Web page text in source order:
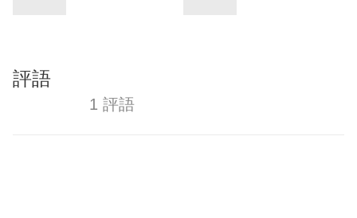
評語
1 評語